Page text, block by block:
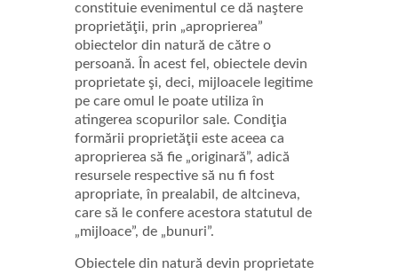
constituie evenimentul ce dă naştere
proprietăţii, prin „aproprierea”
obiectelor din natură de către o
persoană. În acest fel, obiectele devin
proprietate şi, deci, mijloacele legitime
pe care omul le poate utiliza în
atingerea scopurilor sale. Condiţia
formării proprietăţii este aceea ca
aproprierea să fie „originară”, adică
resursele respective să nu fi fost
apropriate, în prealabil, de altcineva,
care să le confere acestora statutul de
„mijloace”, de „bunuri”.
Obiectele din natură devin proprietate